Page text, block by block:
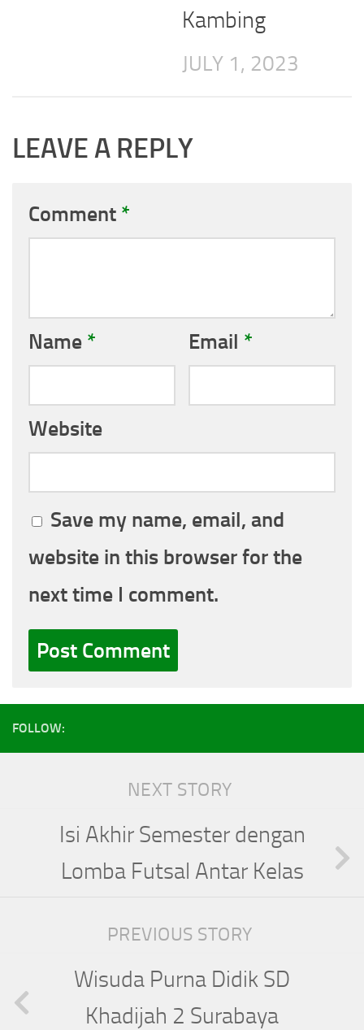
Kambing
JULY 1, 2023
LEAVE A REPLY
Comment *
Name * Email *
Website
Save my name, email, and
website in this browser for the
next time I comment.
FOLLOW:
NEXT STORY
Isi Akhir Semester dengan
Lomba Futsal Antar Kelas
PREVIOUS STORY
Wisuda Purna Didik SD
Khadijah 2 Surabaya